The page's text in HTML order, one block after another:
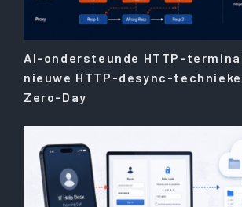
AI-ondersteunde HTTP-
nieuwe HTTP-desync-
Zero-Day